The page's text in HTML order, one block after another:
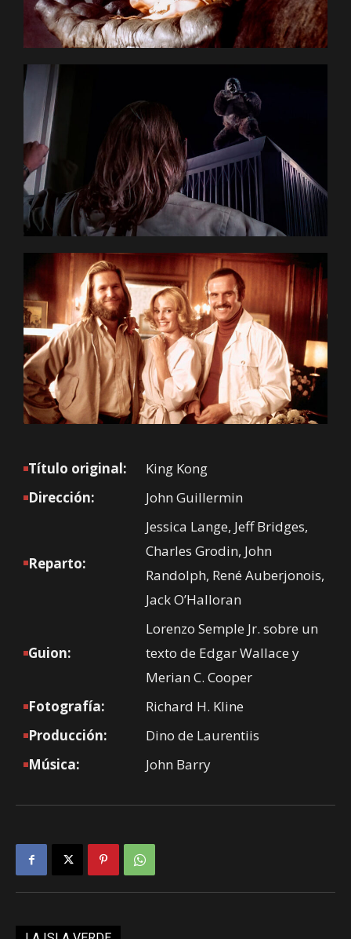
Título original:
King Kong
Dirección:
John Guillermin
Reparto:
Jessica Lange, Jeff Bridges,
Charles Grodin, John
Randolph, René Auberjonois,
Jack O’Halloran
Guion:
Lorenzo Semple Jr. sobre un
texto de Edgar Wallace y
Merian C. Cooper
Fotografía:
Richard H. Kline
Producción:
Dino de Laurentiis
Música:
John Barry